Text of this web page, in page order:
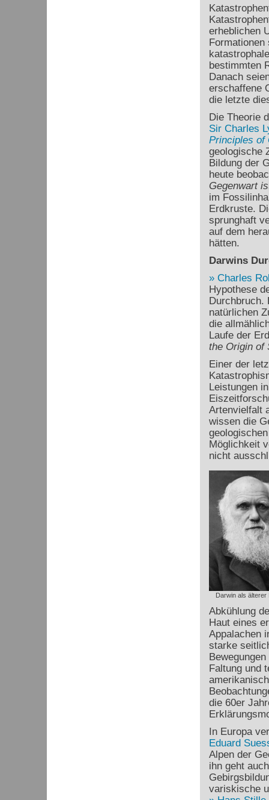
erheblichen
bestimmten
Danach
erschaffene
die letzte
Die Theorie
Sir Charles
Principles of
geologische
Bildung der
heute
Gegenwart
im
Erdkruste.
sprunghaft
auf dem
hätten.
Darwins
Charles
Hypothese
Durchbruch.
natürlichen
die
Laufe der
the Origin of
Einer der
Leistungen
Artenvielfalt
wissen die
Möglichkeit
nicht
Darwin als älterer
Abkühlung
Haut eines
Appalachen
starke
Faltung und
die 60er
In Europa
Eduard
Alpen der
ihn geht
variskische